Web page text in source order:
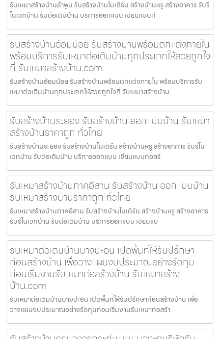
รับเหมาสร้างบ้านลำพูน รับสร้างบ้านโมเดิร์น สร้างบ้านหรู สร้างอาคาร รับรี
โนเวทบ้าน รับต่อเติมบ้าน บริการออกแบบ เขียนแบบก่
รับสร้างบ้านอ้อมน้อย รับสร้างบ้านพร้อมตกแต่งภายใน
พร้อมบริการรับเหมาต่อเติมบ้านทุกประเภทให้สวยถูกใจ
ที่ รับเหมาสร้างบ้าน.com
รับสร้างบ้านอ้อมน้อย รับสร้างบ้านพร้อมตกแต่งภายใน พร้อมบริการรับ
เหมาต่อเติมบ้านทุกประเภทให้สวยถูกใจที่ รับเหมาสร้างบ้าน.
รับสร้างบ้านระยอง รับสร้างบ้าน ออกแบบบ้าน รับเหมา
สร้างบ้านราคาถูก ทั่วไทย
รับสร้างบ้านระยอง รับสร้างบ้านโมเดิร์น สร้างบ้านหรู สร้างอาคาร รับรีโน
เวทบ้าน รับต่อเติมบ้าน บริการออกแบบ เขียนแบบก่อสร้
รับเหมาสร้างบ้านภาคอีสาน รับสร้างบ้าน ออกแบบบ้าน
รับเหมาสร้างบ้านราคาถูก ทั่วไทย
รับเหมาสร้างบ้านภาคอีสาน รับสร้างบ้านโมเดิร์น สร้างบ้านหรู สร้างอาคาร
รับรีโนเวทบ้าน รับต่อเติมบ้าน บริการออกแบบ เขียนแบ
รับเหมาต่อเติมบ้านบางปะอิน เปิดพื้นที่ให้รับปรึกษา
ก่อนสร้างบ้าน เพื่อวางแผนงบประมาณอย่างรัดกุม
ก่อนเริ่มงานรับเหมาก่อสร้างบ้าน รับเหมาสร้าง
บ้าน.com
รับเหมาต่อเติมบ้านบางปะอิน เปิดพื้นที่ให้รับปรึกษาก่อนสร้างบ้าน เพื่อ
วางแผนงบประมาณอย่างรัดกุมก่อนเริ่มงานรับเหมาก่อสร้า